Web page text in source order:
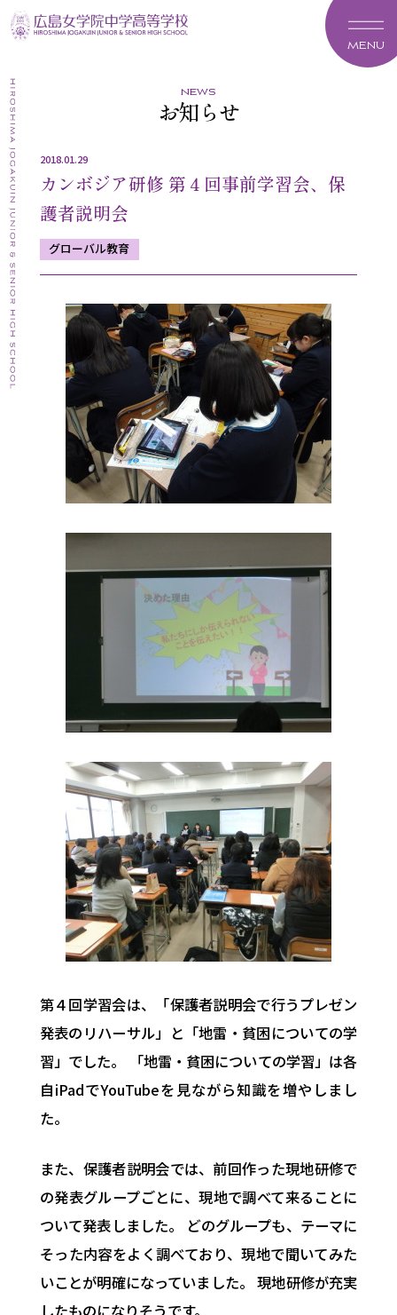
MENU
news
お知らせ
2018.01.29
カンボジア研修 第４回事前学習会、保
護者説明会
グローバル教育
第４回学習会は、「保護者説明会で行うプレゼン
発表のリハーサル」と「地雷・貧困についての学
習」でした。 「地雷・貧困についての学習」は各
自iPadでYouTubeを見ながら知識を増やしまし
た。
また、保護者説明会では、前回作った現地研修で
の発表グループごとに、現地で調べて来ることに
ついて発表しました。 どのグループも、テーマに
そった内容をよく調べており、現地で聞いてみた
いことが明確になっていました。 現地研修が充実
したものになりそうです。